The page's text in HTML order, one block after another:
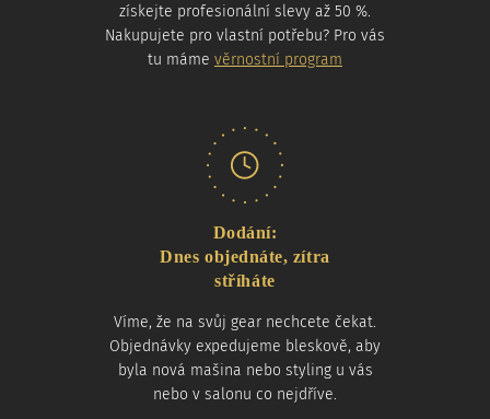
získejte profesionální slevy až 50 %.
Nakupujete pro vlastní potřebu? Pro vás
tu máme věrnostní program
Dodání:
Dnes objednáte, zítra
stříháte
Víme, že na svůj gear nechcete čekat.
Objednávky expedujeme bleskově, aby
byla nová mašina nebo styling u vás
nebo v salonu co nejdříve.